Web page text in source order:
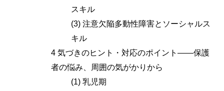
スキル
(3) 注意欠陥多動性障害とソーシャルス
キル
4 気づきのヒント・対応のポイント――保護
者の悩み、周囲の気がかりから
(1) 乳児期